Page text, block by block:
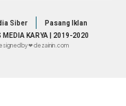
Siber
Pasang Iklan
KARYA | 2019-2020
by ❤ dezainin.com